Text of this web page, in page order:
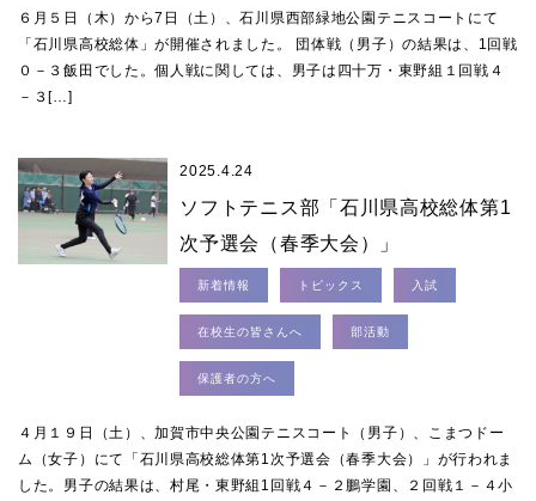
６月５日（木）から7日（土）、石川県西部緑地公園テニスコートにて
「石川県高校総体」が開催されました。 団体戦（男子）の結果は、1回戦
０－３飯田でした。個人戦に関しては、男子は四十万・東野組１回戦４
－３[…]
2025.4.24
ソフトテニス部「石川県高校総体第1
次予選会（春季大会）」
新着情報 トピックス 入試
在校生の皆さんへ 部活動
保護者の方へ
４月１９日（土）、加賀市中央公園テニスコート（男子）、こまつドー
ム（女子）にて「石川県高校総体第1次予選会（春季大会）」が行われま
した。男子の結果は、村尾・東野組1回戦４－２鵬学園、２回戦１－４小